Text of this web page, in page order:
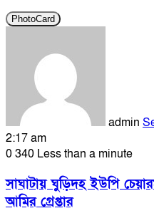
PhotoCard
admin
2:17 am
0 340 Less than a minute
সাঘাটায় ঘুড়িদহ ইউপি
আমির গ্রেপ্তার